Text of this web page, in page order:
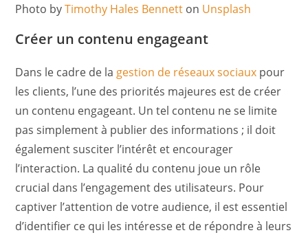
Photo byTimothy Hales Bennett on Unsplash
Créer un contenu engageant
Dans le cadre de la gestion de réseaux sociaux pour
les clients, l’une des priorités majeures est de créer
un contenu engageant. Un tel contenu ne se limite
pas simplement à publier des informations ; il doit
également susciter l’intérêt et encourager
l’interaction. La qualité du contenu joue un rôle
crucial dans l’engagement des utilisateurs. Pour
captiver l’attention de votre audience, il est essentiel
d’identifier ce qui les intéresse et de répondre à leurs